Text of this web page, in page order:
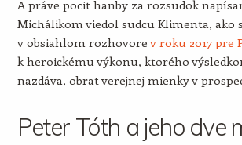
A práve pocit hanby za rozsudok
Michálikom viedol sudcu Klimenta, ako
v obsiahlom rozhovorev roku 2017 pre
k heroickému výkonu, ktorého
nazdáva, obrat verejnej mienky v
Peter Tóth a jeho dve